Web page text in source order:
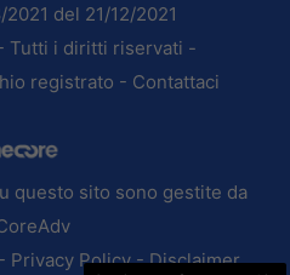
del 21/12/2021
Tutti i diritti riservati -
registrato - Contattaci
questo sito sono gestite da
- Privacy Policy-Disclaimer